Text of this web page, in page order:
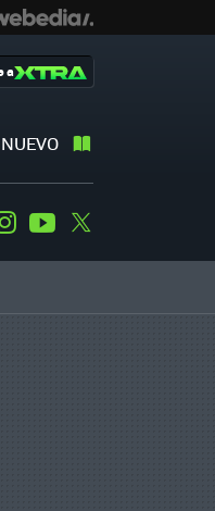
NUEVO
a
InstagramYoutube